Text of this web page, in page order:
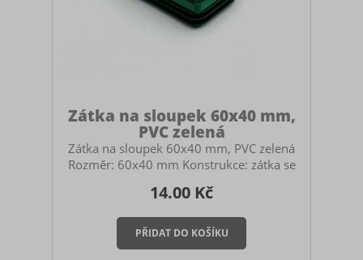
Zátka na sloupek 60x40 mm,
PVC zelená
Zátka na sloupek 60x40 mm, PVC zelená
Rozměr: 60x40 mm Konstrukce: zátka se
Využití: určena především pro sloupky k
plotovým panelům (3D a 2D) nebo pro
hranaté sloupky u pletivových plotů.
Materiál: odolné PVC s UV stabilizací
14.00 Kč